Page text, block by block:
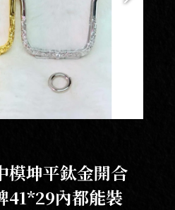
模坤平鈦金開合
41*29內都能裝